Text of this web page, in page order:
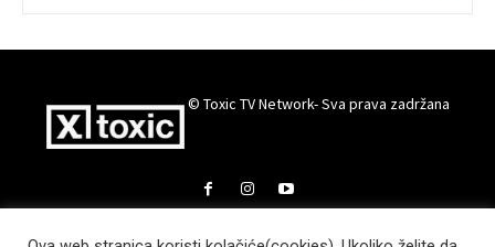
© Toxic TV Network- Sva prava zadržana